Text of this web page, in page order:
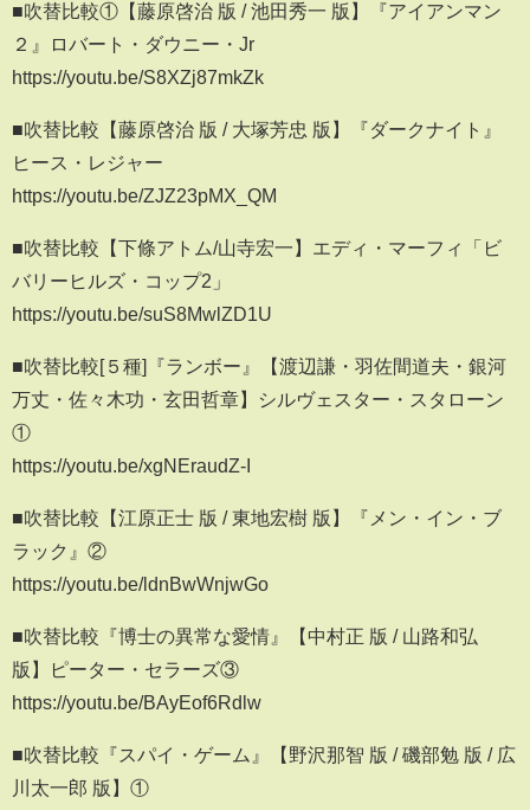
■吹替比較①【藤原啓治 版 / 池田秀一 版】『アイアンマン
２』ロバート・ダウニー・Jr
https://youtu.be/S8XZj87mkZk
■吹替比較【藤原啓治 版 / 大塚芳忠 版】『ダークナイト』
ヒース・レジャー
https://youtu.be/ZJZ23pMX_QM
■吹替比較【下條アトム/山寺宏一】エディ・マーフィ「ビ
バリーヒルズ・コップ2」
https://youtu.be/suS8MwlZD1U
■吹替比較[５種]『ランボー』【渡辺謙・羽佐間道夫・銀河
万丈・佐々木功・玄田哲章】シルヴェスター・スタローン
①
https://youtu.be/xgNEraudZ-I
■吹替比較【江原正士 版 / 東地宏樹 版】『メン・イン・ブ
ラック』②
https://youtu.be/ldnBwWnjwGo
■吹替比較『博士の異常な愛情』【中村正 版 / 山路和弘
版】ピーター・セラーズ③
https://youtu.be/BAyEof6Rdlw
■吹替比較『スパイ・ゲーム』【野沢那智 版 / 磯部勉 版 / 広
川太一郎 版】①